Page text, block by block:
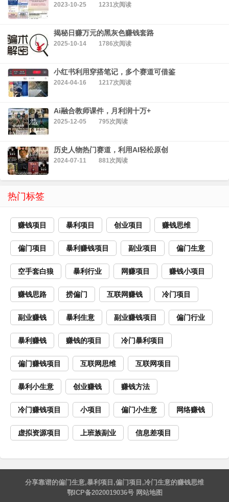
2023-10-25 1231次阅读
揭秘日赚万元的黑灰色赚钱套路
2025-10-14 1786次阅读
小红书利用穿搭笔记，多个赛道可借鉴
2024-04-16 1217次阅读
Ai融合教师课件，月利润十万+
2025-12-05 795次阅读
历史人物热门赛道，利用AI轻松原创
2024-07-11 881次阅读
热门标签
赚钱项目 暴利项目 创业项目 赚钱思维
偏门项目 暴利赚钱项目 副业项目 偏门生意
空手套白狼 暴利行业 网赚项目 赚钱小项目
赚钱思路 捞偏门 互联网赚钱 冷门项目
副业赚钱 暴利生意 副业赚钱项目 偏门行业
暴利赚钱 赚钱的项目 冷门暴利项目
偏门赚钱项目 互联网思维 互联网项目
暴利小生意 创业赚钱 赚钱方法
冷门赚钱项目 小项目 偏门小生意 网络赚钱
虚拟资源项目 上班族副业 信息差项目
分享靠谱的偏门生意,暴利项目 ,偏门项目 ,冷门生意的赚钱思维
鄂ICP备2020019036号 网站地图